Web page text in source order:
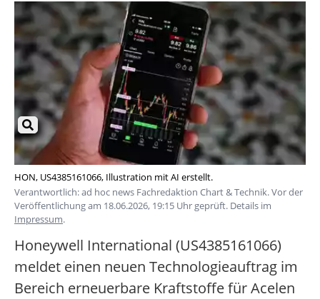
HON, US4385161066, Illustration mit AI erstellt.
Verantwortlich: ad hoc news Fachredaktion Chart & Technik. Vor der
Veröffentlichung am 18.06.2026, 19:15 Uhr geprüft. Details im
Impressum.
Honeywell International (US4385161066)
meldet einen neuen Technologieauftrag im
Bereich erneuerbare Kraftstoffe für Acelen